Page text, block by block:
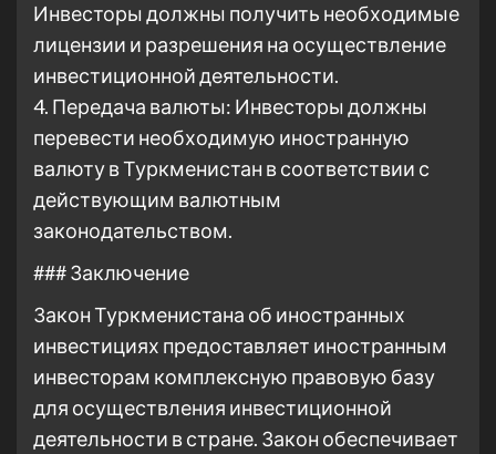
Инвесторы должны получить необходимые
лицензии и разрешения на осуществление
инвестиционной деятельности.
4. Передача валюты: Инвесторы должны
перевести необходимую иностранную
валюту в Туркменистан в соответствии с
действующим валютным
законодательством.
### Заключение
Закон Туркменистана об иностранных
инвестициях предоставляет иностранным
инвесторам комплексную правовую базу
для осуществления инвестиционной
деятельности в стране. Закон обеспечивает